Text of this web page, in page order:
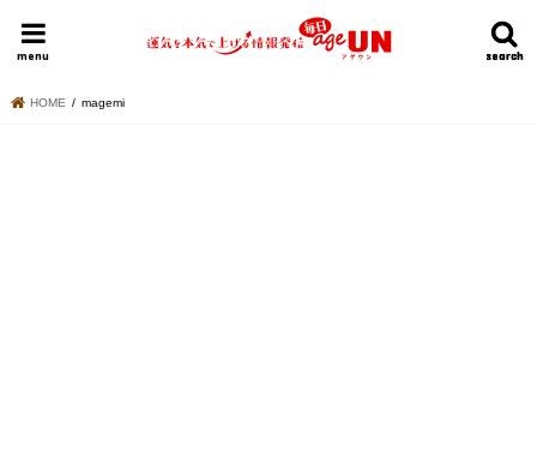
search
search
menu
HOME 明日の運勢ランキング 今週の運勢
HOME magemi